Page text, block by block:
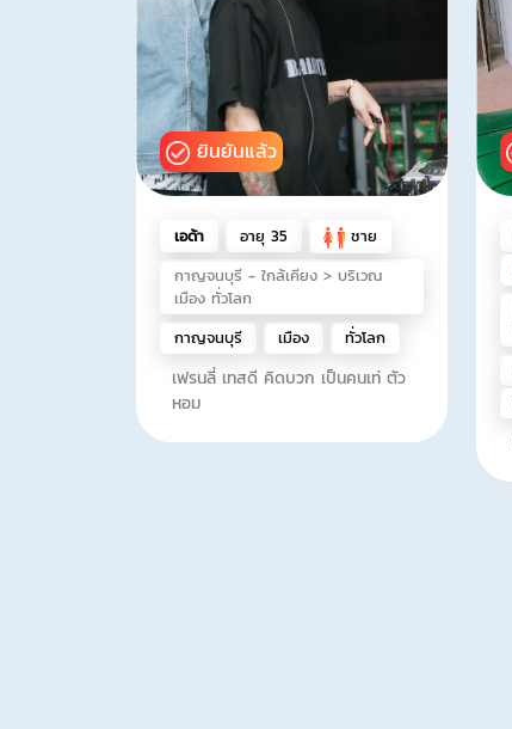
ยินยันแล้ว
เอด้า อายุ 35
ชาย
กาญจนบุรี - ใกล้เคียง > บริเวณ
เมือง ทั่วโลก
กาญจนบุรี
เมือง ทั่วโลก
เฟรนลี่ เทสดี คิดบวก เป็นคนเท่ ตัว
หอม